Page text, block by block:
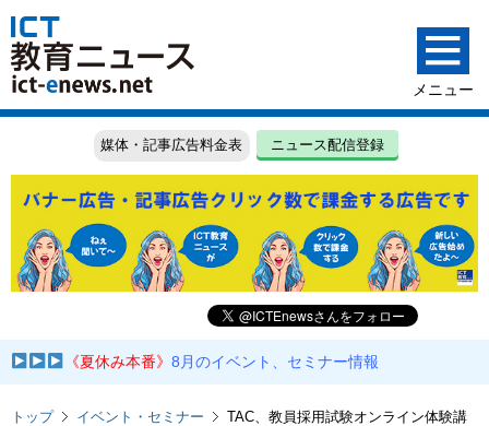
媒体・記事広告料金表 ニュース配信登録
《夏休み本番》8月のイベント、セミナー情報
トップ イベント・セミナー
TAC、教員採用試験オンライン体験講